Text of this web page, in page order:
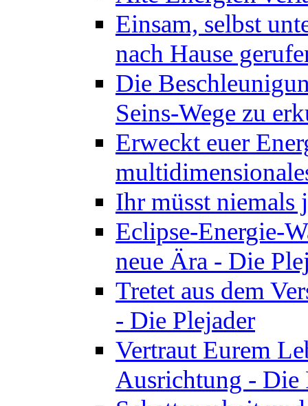
Einsam, selbst
nach Hause
Die
Seins-Wege zu
Erweckt euer
Ihr müsst niemals
Eclipse-Energie-
neue Ära - Die
Tretet aus dem
- Die Plejader
Vertraut Eurem
Ausrichtung - Die